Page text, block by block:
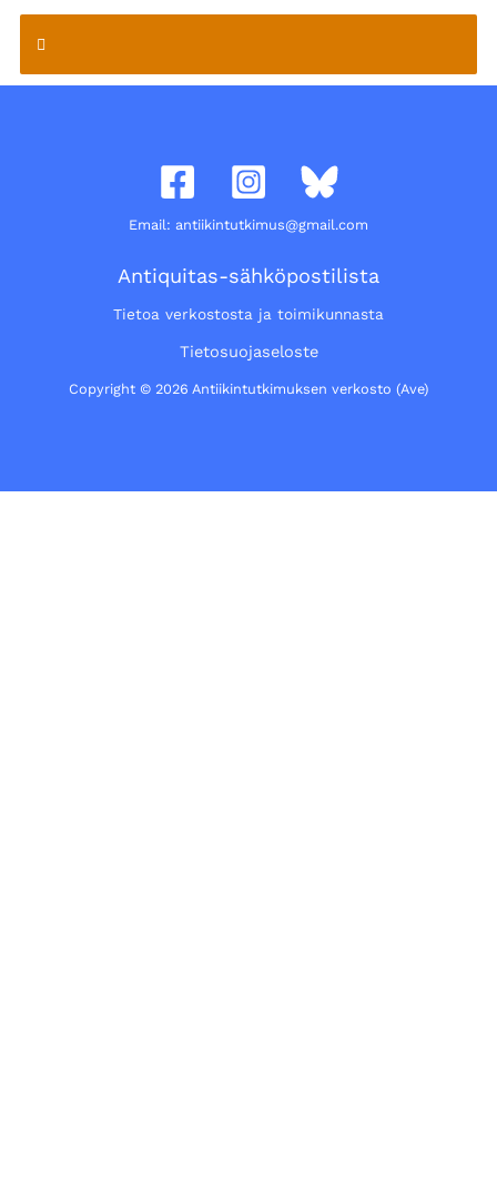
Email: antiikintutkimus@gmail.com
Antiquitas-sähköpostilista
Tietoa verkostosta ja toimikunnasta
Tietosuojaseloste
Copyright © 2026 Antiikintutkimuksen verkosto (Ave)